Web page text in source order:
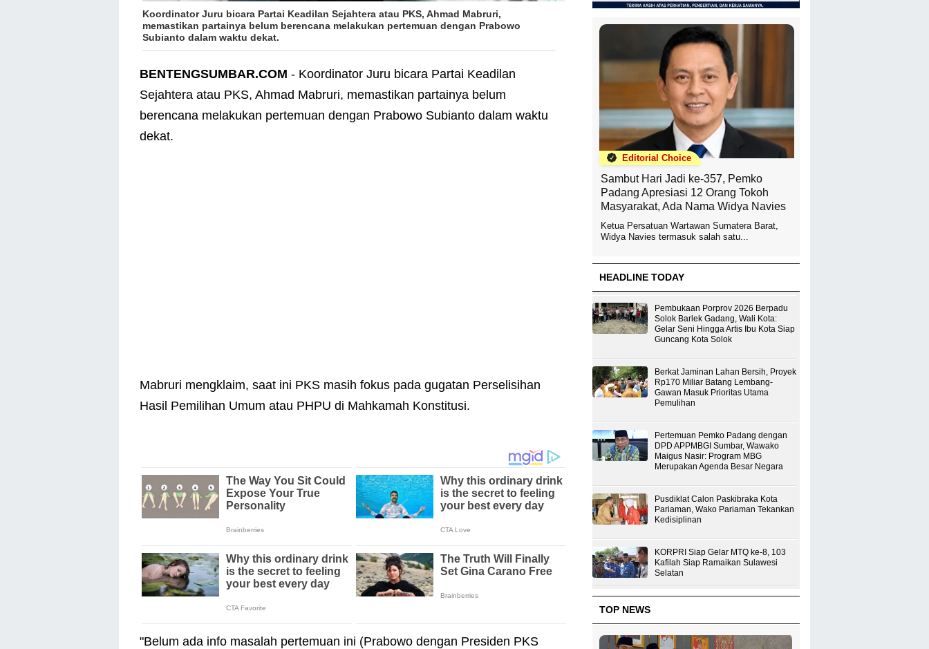
Koordinator Juru bicara Partai Keadilan Sejahtera atau PKS, Ahmad Mabruri,
memastikan partainya belum berencana melakukan pertemuan dengan Prabowo
Subianto dalam waktu dekat.
BENTENGSUMBAR.COM - Koordinator Juru bicara Partai Keadilan
Sejahtera atau PKS, Ahmad Mabruri, memastikan partainya belum
berencana melakukan pertemuan dengan Prabowo Subianto dalam waktu
dekat.
Mabruri mengklaim, saat ini PKS masih fokus pada gugatan Perselisihan
Hasil Pemilihan Umum atau PHPU di Mahkamah Konstitusi.
"Belum ada info masalah pertemuan ini (Prabowo dengan Presiden PKS
Editorial Choice
Sambut Hari Jadi ke-357, Pemko
Padang Apresiasi 12 Orang Tokoh
Masyarakat, Ada Nama Widya Navies
Ketua Persatuan Wartawan Sumatera Barat,
Widya Navies termasuk salah satu...
HEADLINE TODAY
Pembukaan Porprov 2026 Berpadu
Solok Barlek Gadang, Wali Kota:
Gelar Seni Hingga Artis Ibu Kota Siap
Guncang Kota Solok
Berkat Jaminan Lahan Bersih, Proyek
Rp170 Miliar Batang Lembang-
Gawan Masuk Prioritas Utama
Pemulihan
Pertemuan Pemko Padang dengan
DPD APPMBGI Sumbar, Wawako
Maigus Nasir: Program MBG
Merupakan Agenda Besar Negara
Pusdiklat Calon Paskibraka Kota
Pariaman, Wako Pariaman Tekankan
Kedisiplinan
KORPRI Siap Gelar MTQ ke-8, 103
Kafilah Siap Ramaikan Sulawesi
Selatan
TOP NEWS